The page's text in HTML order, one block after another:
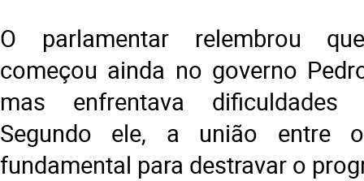
O parlamentar relembrou
começou ainda no governo
mas enfrentava dificuldades
Segundo ele, a união entre
fundamental para destravar o